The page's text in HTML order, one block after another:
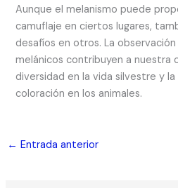
Aunque el melanismo puede
camuflaje en ciertos lugares,
desafíos en otros. La
melánicos contribuyen a nuestra
diversidad en la vida silvestre y
coloración en los animales.
← Entrada anterior